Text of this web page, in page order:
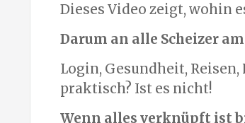
Dieses Video zeigt, wohin
Darum an alle Scheizer am
Login, Gesundheit,
praktisch? Ist es nicht!
Wenn alles verknüpft ist